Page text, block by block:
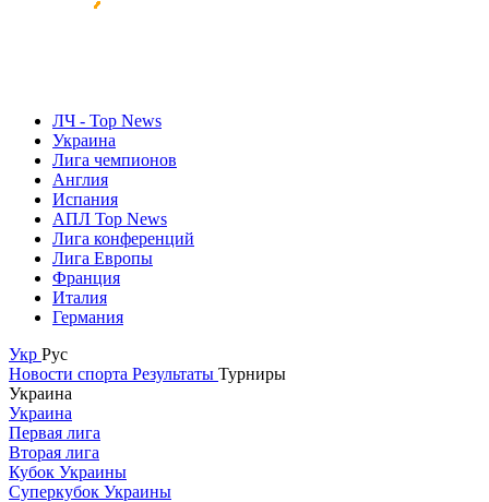
ЛЧ - Top News
Украина
Лига чемпионов
Англия
Испания
АПЛ Top News
Лига конференций
Лига Европы
Франция
Италия
Германия
Укр Рус
Новости спорта Результаты Турниры
Украина
Украина
Первая лига
Вторая лига
Кубок Украины
Суперкубок Украины